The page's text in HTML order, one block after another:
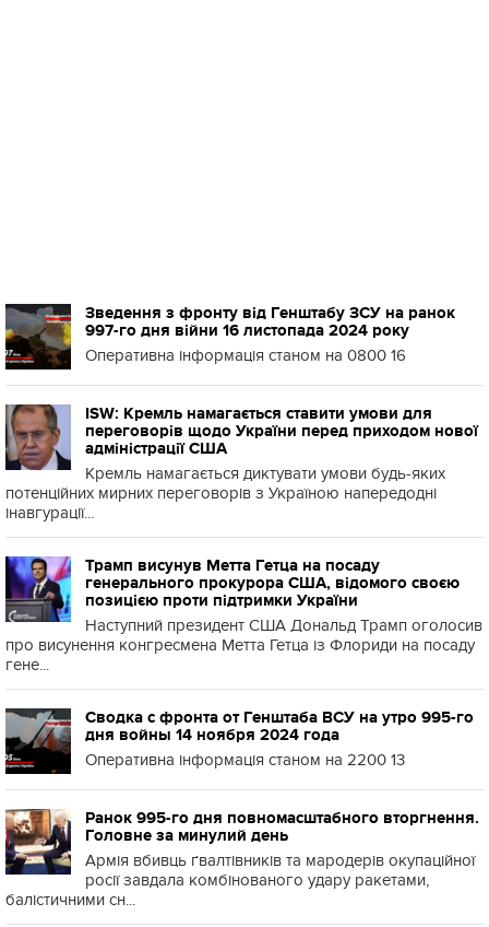
Зведення з фронту від Генштабу ЗСУ на ранок
997-го дня війни 16 листопада 2024 року
Оперативна інформація станом на 0800 16
ISW: Кремль намагається ставити умови для
переговорів щодо України перед приходом нової
адміністрації США
Кремль намагається диктувати умови будь-яких
потенційних мирних переговорів з Україною напередодні
інавгурації...
Трамп висунув Метта Гетца на посаду
генерального прокурора США, відомого своєю
позицією проти підтримки України
Наступний президент США Дональд Трамп оголосив
про висунення конгресмена Метта Гетца із Флориди на посаду
гене...
Сводка с фронта от Генштаба ВСУ на утро 995-го
дня войны 14 ноября 2024 года
Оперативна інформація станом на 2200 13
Ранок 995-го дня повномасштабного вторгнення.
Головне за минулий день
Армія вбивць ґвалтівників та мародерів окупаційної
росії завдала комбінованого удару ракетами,
балістичними сн...